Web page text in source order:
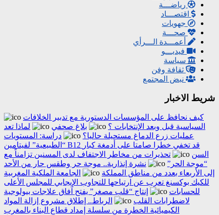
رياضـــة
اقتصـــاد
جهويات
صحـــة
أعمـــدة الـــرأي
فيديـــو
سياسة
ثقافة وفن
نبض المجتمع
شريط الاخبار
كيف نحافظ على المؤسسات الدستورية مع تدبير الخلافات
السياسية قبل وبعد الإنتخابات ؟
بلاغ صحفي
لماذا تعد
عمليات زرع الدماغ مستحيلة حاليا؟
دراسة: المستويات
“الطبيعية” لفيتامين B12 قد تخفي خطرا صامتا على أدمغة كبار
السن
تحذيرات من مخاطر الاجتفاف لدى المسنين تزامناً مع
“موجة الحر”
نشرة إنذارية.. موجة حر وطقس حار من الأحد
إلى الأربعاء بعدد من مناطق المملكة
الجامعة الملكية المغربية
للكيك بوكسنغ تعرب عن ارتياحها للتجاوب الإيجابي للمجلس الأعلى
للحسابات
إنتاج “قلب مصغر” يفتح آفاق علاجات بيولوجية
لاضطرابات القلب
الرباط.. إطلاق مشروع إزالة المواد
الكيميائية الخطرة من سلسلة إمداد قطاع البناء بالمغرب